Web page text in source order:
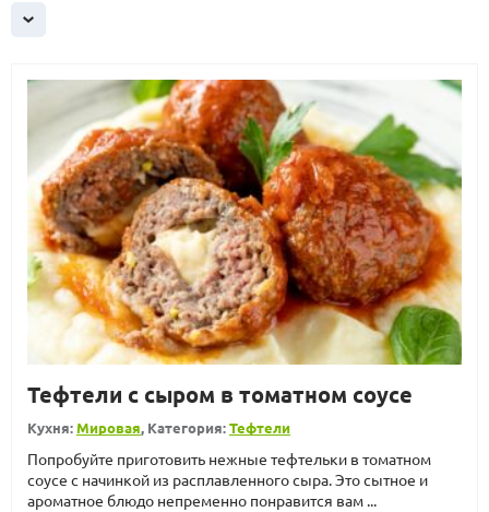
Тефтели с сыром в томатном соусе
Кухня:Мировая, Категория:Тефтели
Попробуйте приготовить нежные тефтельки в томатном
соусе с начинкой из расплавленного сыра. Это сытное и
ароматное блюдо непременно понравится вам ...